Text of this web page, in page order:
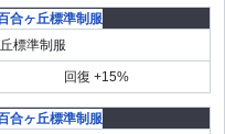
標準制服
回復 +15%